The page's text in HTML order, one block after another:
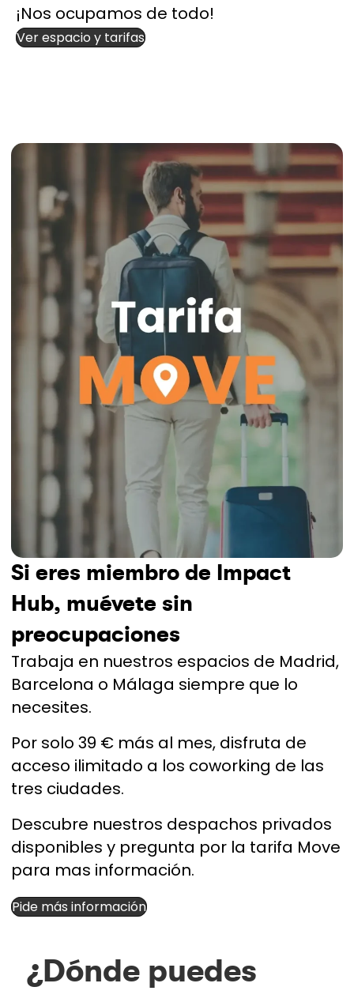
¡Nos ocupamos de todo!
Ver espacio y tarifas
Si eres miembro de Impact
Hub, muévete sin
preocupaciones
Trabaja en nuestros espacios de Madrid,
Barcelona o Málaga siempre que lo
necesites.
Por solo 39 € más al mes, disfruta de
acceso ilimitado a los coworking de las
tres ciudades.
Descubre nuestros despachos privados
disponibles y pregunta por la tarifa Move
para mas información.
Pide más información
¿Dónde puedes